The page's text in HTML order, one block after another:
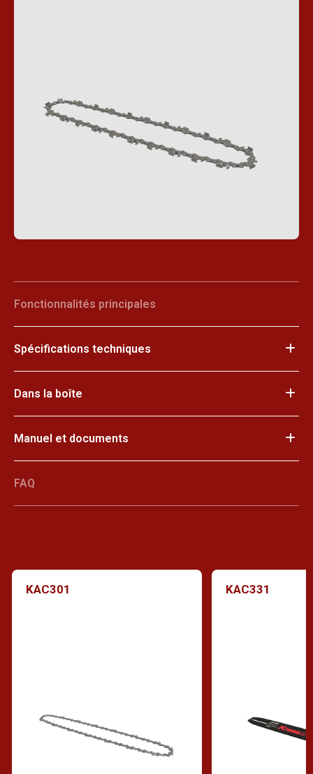
Fonctionnalités principales
Spécifications techniques
Dans la boîte
Manuel et documents
FAQ
KAC301 KAC331